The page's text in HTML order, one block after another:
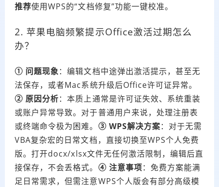
推荐使用WPS的“文档修复”功能一键校准。
2. 苹果电脑频繁提示Office激活过期怎么
办？
① 问题现象：编辑文档中途弹出激活提示，甚至无
法保存，或者Mac系统升级后Office许可证异常。
② 原因分析：本质上通常是许可证失效、系统重装
或账户异常导致。对于普通用户来说，处理注册表
或终端命令极为困难。 ③ WPS解决方案：对于无需
VBA复杂宏的日常文档，直接切换至WPS个人免费
版。打开docx/xlsx文件无任何激活限制，编辑后直
接保存，不会丢格式。 ④ 注意事项：免费方案能满
足日常需求，但需注意WPS个人版会有部分高级模